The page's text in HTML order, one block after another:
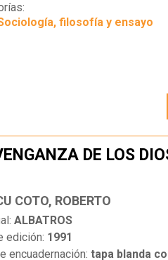
filosofía y ensayo
DE LOS
COTO, ROBERTO
ALBATROS
edición: 1991
encuadernación: tapa blanda